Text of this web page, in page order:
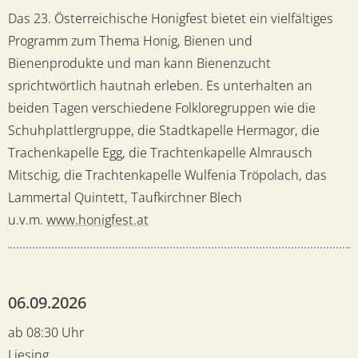
Das 23. Österreichische Honigfest bietet ein vielfältiges
Programm zum Thema Honig, Bienen und
Bienenprodukte und man kann Bienenzucht
sprichtwörtlich hautnah erleben. Es unterhalten an
beiden Tagen verschiedene Folkloregruppen wie die
Schuhplattlergruppe, die Stadtkapelle Hermagor, die
Trachenkapelle Egg, die Trachtenkapelle Almrausch
Mitschig, die Trachtenkapelle Wulfenia Tröpolach, das
Lammertal Quintett, Taufkirchner Blech
u.v.m. www.honigfest.at
06.09.2026
ab 08:30 Uhr